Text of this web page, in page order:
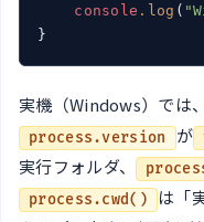
console .log (
}
実機（Windows）では
process.version が
実行フォルダ、
process.cwd()
は「